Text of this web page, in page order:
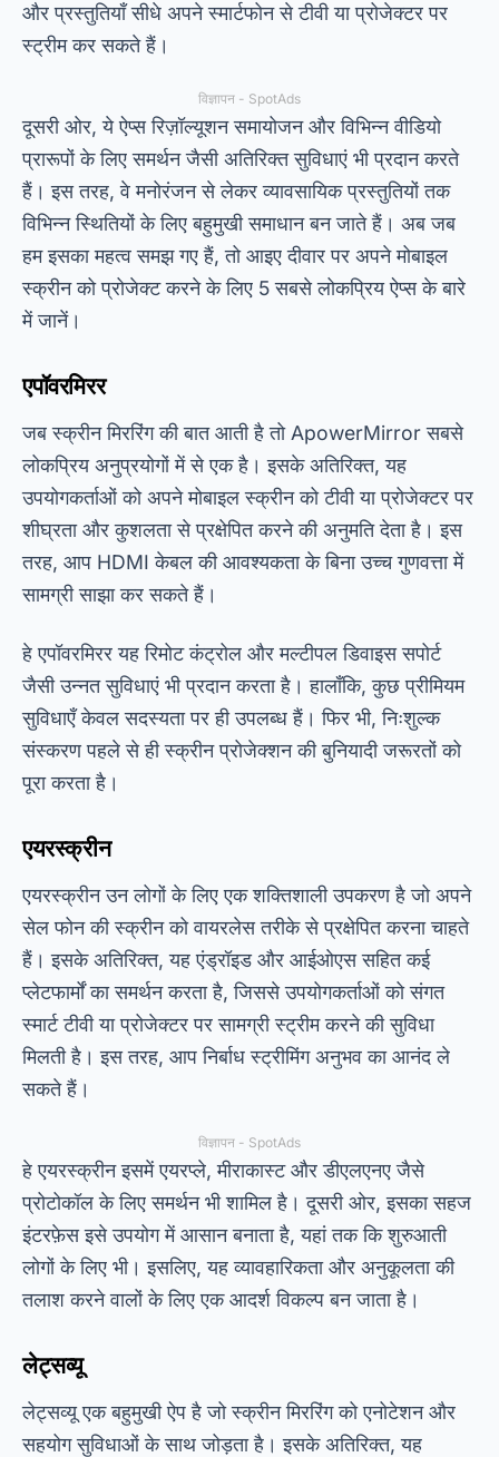
और प्रस्तुतियाँ सीधे अपने स्मार्टफोन से टीवी या प्रोजेक्टर पर
स्ट्रीम कर सकते हैं।
विज्ञापन - SpotAds
दूसरी ओर, ये ऐप्स रिज़ॉल्यूशन समायोजन और विभिन्न वीडियो
प्रारूपों के लिए समर्थन जैसी अतिरिक्त सुविधाएं भी प्रदान करते
हैं। इस तरह, वे मनोरंजन से लेकर व्यावसायिक प्रस्तुतियों तक
विभिन्न स्थितियों के लिए बहुमुखी समाधान बन जाते हैं। अब जब
हम इसका महत्व समझ गए हैं, तो आइए दीवार पर अपने मोबाइल
स्क्रीन को प्रोजेक्ट करने के लिए 5 सबसे लोकप्रिय ऐप्स के बारे
में जानें।
एपॉवरमिरर
जब स्क्रीन मिररिंग की बात आती है तो ApowerMirror सबसे
लोकप्रिय अनुप्रयोगों में से एक है। इसके अतिरिक्त, यह
उपयोगकर्ताओं को अपने मोबाइल स्क्रीन को टीवी या प्रोजेक्टर पर
शीघ्रता और कुशलता से प्रक्षेपित करने की अनुमति देता है। इस
तरह, आप HDMI केबल की आवश्यकता के बिना उच्च गुणवत्ता में
सामग्री साझा कर सकते हैं।
हेएपॉवरमिररयह रिमोट कंट्रोल और मल्टीपल डिवाइस सपोर्ट
जैसी उन्नत सुविधाएं भी प्रदान करता है। हालाँकि, कुछ प्रीमियम
सुविधाएँ केवल सदस्यता पर ही उपलब्ध हैं। फिर भी, निःशुल्क
संस्करण पहले से ही स्क्रीन प्रोजेक्शन की बुनियादी जरूरतों को
पूरा करता है।
एयरस्क्रीन
एयरस्क्रीन उन लोगों के लिए एक शक्तिशाली उपकरण है जो अपने
सेल फोन की स्क्रीन को वायरलेस तरीके से प्रक्षेपित करना चाहते
हैं। इसके अतिरिक्त, यह एंड्रॉइड और आईओएस सहित कई
प्लेटफार्मों का समर्थन करता है, जिससे उपयोगकर्ताओं को संगत
स्मार्ट टीवी या प्रोजेक्टर पर सामग्री स्ट्रीम करने की सुविधा
मिलती है। इस तरह, आप निर्बाध स्ट्रीमिंग अनुभव का आनंद ले
सकते हैं।
विज्ञापन - SpotAds
हेएयरस्क्रीनइसमें एयरप्ले, मीराकास्ट और डीएलएनए जैसे
प्रोटोकॉल के लिए समर्थन भी शामिल है। दूसरी ओर, इसका सहज
इंटरफ़ेस इसे उपयोग में आसान बनाता है, यहां तक कि शुरुआती
लोगों के लिए भी। इसलिए, यह व्यावहारिकता और अनुकूलता की
तलाश करने वालों के लिए एक आदर्श विकल्प बन जाता है।
लेट्सव्यू
लेट्सव्यू एक बहुमुखी ऐप है जो स्क्रीन मिररिंग को एनोटेशन और
सहयोग सुविधाओं के साथ जोड़ता है। इसके अतिरिक्त, यह